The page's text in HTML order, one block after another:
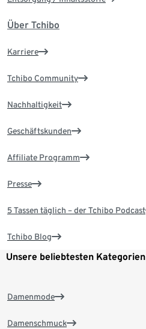
Über Tchibo
Karriere
Tchibo Community
Nachhaltigkeit
Geschäftskunden
Affiliate Programm
Presse
5 Tassen täglich – der Tchibo Podcast
Tchibo Blog
Unsere beliebtesten Kategorien
Damenmode
Damenschmuck